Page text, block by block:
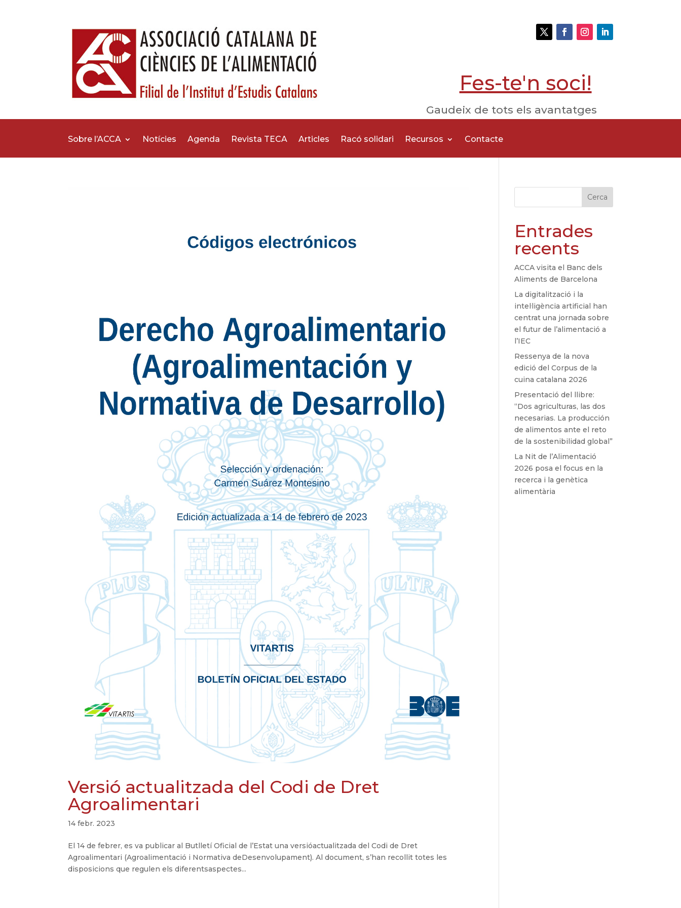
Fes-te'n soci!
Gaudeix de tots els avantatges
Sobre l’ACCA Notícies Agenda Revista TECA Articles Racó solidari Recursos Contacte
Versió actualitzada del Codi de Dret
Agroalimentari
14 febr. 2023
El 14 de febrer, es va publicar al Butlletí Oficial de l’Estat una versióactualitzada del Codi de Dret
Agroalimentari (Agroalimentació i Normativa deDesenvolupament). Al document, s’han recollit totes les
disposicions que regulen els diferentsaspectes...
Cerca
Entrades
recents
ACCA visita el Banc dels
Aliments de Barcelona
La digitalització i la
intel·ligència artificial han
centrat una jornada sobre
el futur de l’alimentació a
l’IEC
Ressenya de la nova
edició del Corpus de la
cuina catalana 2026
Presentació del llibre:
“Dos agriculturas, las dos
necesarias. La producción
de alimentos ante el reto
de la sostenibilidad global”
La Nit de l’Alimentació
2026 posa el focus en la
recerca i la genètica
alimentària